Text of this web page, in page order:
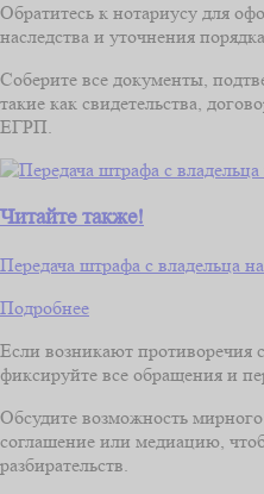
Обратитесь к нотариусу для
наследства и уточнения
Соберите все документы,
такие как свидетельства,
ЕГРП.
Читайте также!
Передача штрафа с владельца
Подробнее
Если возникают противоречия
фиксируйте все обращения и
Обсудите возможность
соглашение или медиацию,
разбирательств.